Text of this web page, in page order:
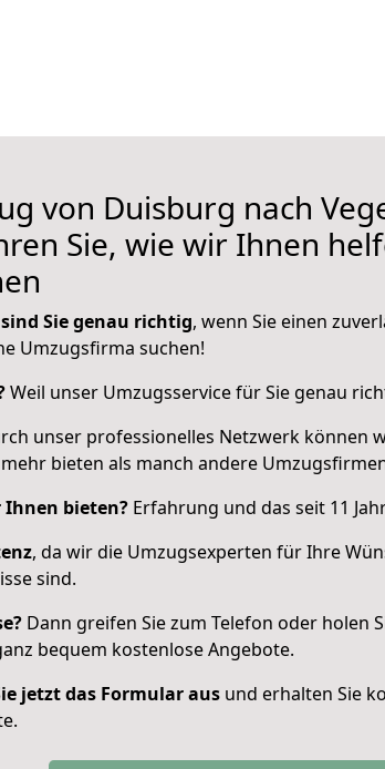
von Duisburg nach
Sie, wie wir Ihnen
Sie genau richtig, wenn Sie einen
Umzugsfirma suchen!
Weil unser Umzugsservice für Sie genau
unser professionelles Netzwerk können
bieten als manch andere
Ihnen bieten? Erfahrung und das seit 11
, da wir die Umzugsexperten für Ihre
sind.
Dann greifen Sie zum Telefon oder holen
bequem kostenlose Angebote.
jetzt das Formular aus und erhalten Sie